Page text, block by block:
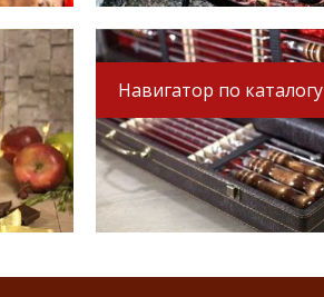
Навигатор по каталогу